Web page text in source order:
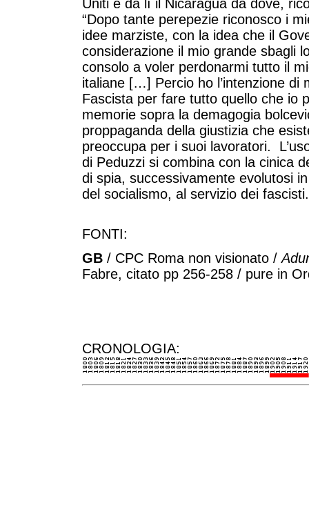
Uniti e da lì il Nicaragua da dove,
“Dopo tante perepezie riconosco i
idee marziste, con la idea che il
considerazione il mio grande sbagli
consolo a voler perdonarmi tutto il
italiane […] Percio ho l’intenzione di
Fascista per fare tutto quello che io
memorie sopra la demagogia
proppaganda della giustizia che
preoccupa per i suoi lavoratori.
di Peduzzi si combina con la cinica
di spia, successivamente evolutosi
del socialismo, al servizio dei
FONTI:
GB / CPC Roma non visionato /
Fabre, citato pp 256-258 / pure in
CRONOLOGIA: